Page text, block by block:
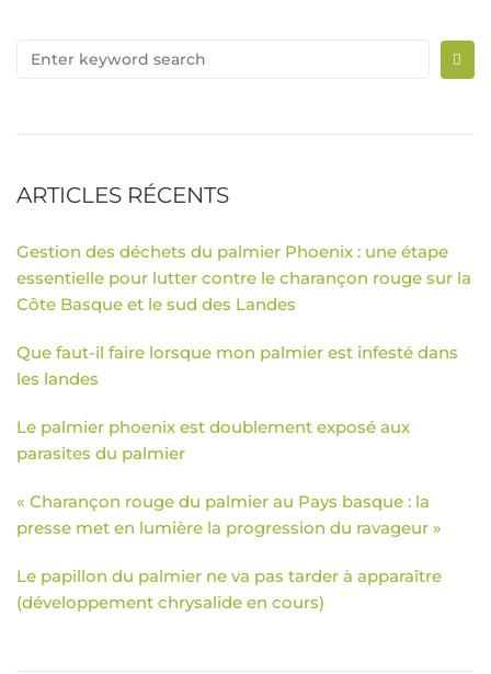
ARTICLES RÉCENTS
Gestion des déchets du palmier Phoenix : une étape
essentielle pour lutter contre le charançon rouge sur la
Côte Basque et le sud des Landes
Que faut-il faire lorsque mon palmier est infesté dans
les landes
Le palmier phoenix est doublement exposé aux
parasites du palmier
« Charançon rouge du palmier au Pays basque : la
presse met en lumière la progression du ravageur »
Le papillon du palmier ne va pas tarder à apparaître
(développement chrysalide en cours)